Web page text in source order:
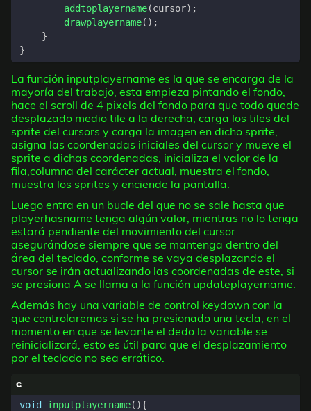
addtoplayername(cursor);
drawplayername();
}
}
La función inputplayername es la que se encarga de la
mayoría del trabajo, esta empieza pintando el fondo,
hace el scroll de 4 pixels del fondo para que todo quede
desplazado medio tile a la derecha, carga los tiles del
sprite del cursors y carga la imagen en dicho sprite,
asigna las coordenadas iniciales del cursor y mueve el
sprite a dichas coordenadas, inicializa el valor de la
fila,columna del carácter actual, muestra el fondo,
muestra los sprites y enciende la pantalla.
Luego entra en un bucle del que no se sale hasta que
playerhasname tenga algún valor, mientras no lo tenga
estará pendiente del movimiento del cursor
asegurándose siempre que se mantenga dentro del
área del teclado, conforme se vaya desplazando el
cursor se irán actualizando las coordenadas de este, si
se presiona A se llama a la función updateplayername.
Además hay una variable de control keydown con la
que controlaremos si se ha presionado una tecla, en el
momento en que se levante el dedo la variable se
reinicializará, esto es útil para que el desplazamiento
por el teclado no sea errático.
void inputplayername(){